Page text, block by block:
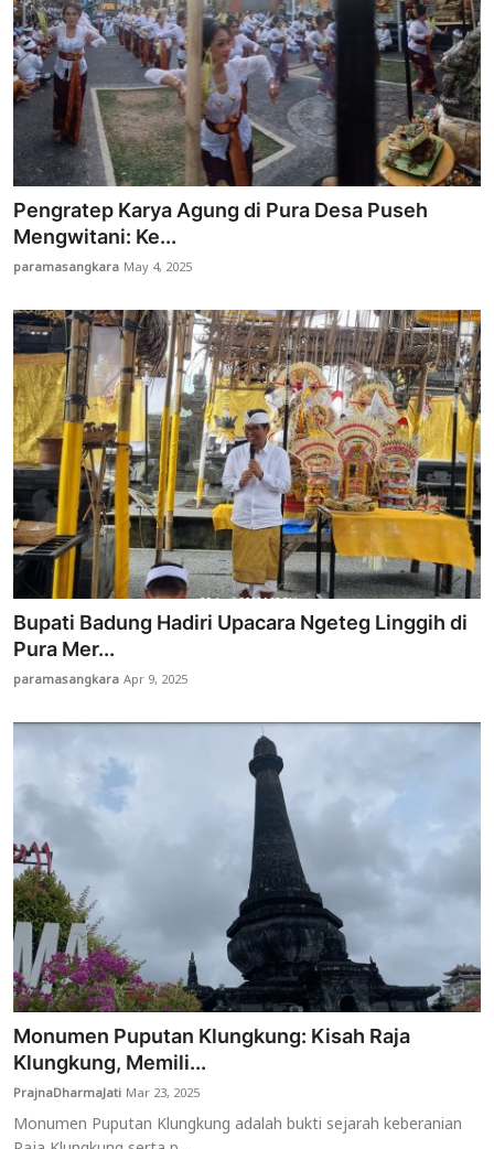
Pengratep Karya Agung di Pura Desa Puseh
Mengwitani: Ke...
paramasangkara May 4, 2025
Bupati Badung Hadiri Upacara Ngeteg Linggih di
Pura Mer...
paramasangkaraApr 9, 2025
Monumen Puputan Klungkung: Kisah Raja
Klungkung, Memili...
PrajnaDharmaJati Mar 23, 2025
Monumen Puputan Klungkung adalah bukti sejarah keberanian